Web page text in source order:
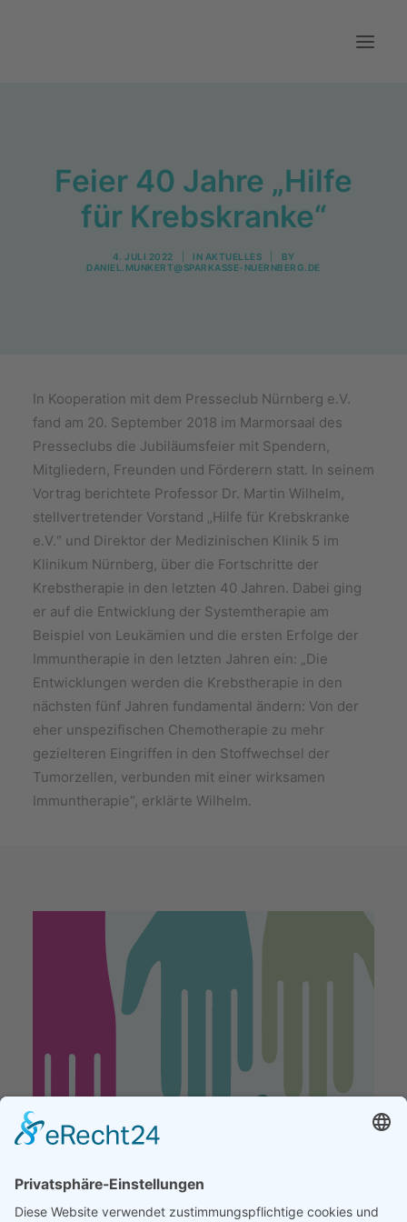
Über uns
Kontakt
Feier 40 Jahre „Hilfe
für Krebskranke“
4. JULI 2022 IN AKTUELLES
BY
DANIEL.MUNKERT@SPARKASSE-NUERNBERG.DE
In Kooperation mit dem Presseclub Nürnberg e.V.
fand am 20. September 2018 im Marmorsaal des
Presseclubs die Jubiläumsfeier mit Spendern,
Mitgliedern, Freunden und Förderern statt. In seinem
Vortrag berichtete Professor Dr. Martin Wilhelm,
stellvertretender Vorstand „Hilfe für Krebskranke
e.V.“ und Direktor der Medizinischen Klinik 5 im
Klinikum Nürnberg, über die Fortschritte der
Krebstherapie in den letzten 40 Jahren. Dabei ging
er auf die Entwicklung der Systemtherapie am
Beispiel von Leukämien und die ersten Erfolge der
Immuntherapie in den letzten Jahren ein: „Die
Entwicklungen werden die Krebstherapie in den
nächsten fünf Jahren fundamental ändern: Von der
eher unspezifischen Chemotherapie zu mehr
gezielteren Eingriffen in den Stoffwechsel der
Tumorzellen, verbunden mit einer wirksamen
Immuntherapie“, erklärte Wilhelm.